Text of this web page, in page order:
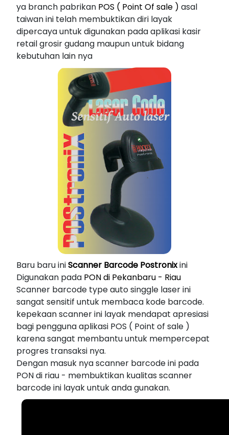
ya branch pabrikan POS ( Point Of sale ) asal
taiwan ini telah membuktikan diri layak
dipercaya untuk digunakan pada aplikasi kasir
retail grosir gudang maupun untuk bidang
kebutuhan lain nya
Baru baru iniScanner Barcode Postronixini
Digunakan pada PON di Pekanbaru - Riau
Scanner barcode type auto singgle laser ini
sangat sensitif untuk membaca kode barcode.
kepekaan scanner ini layak mendapat apresiasi
bagi pengguna aplikasi POS ( Point of sale )
karena sangat membantu untuk mempercepat
progres transaksi nya.
Dengan masuk nya scanner barcode ini pada
PON di riau - membuktikan kualitas scanner
barcode ini layak untuk anda gunakan.